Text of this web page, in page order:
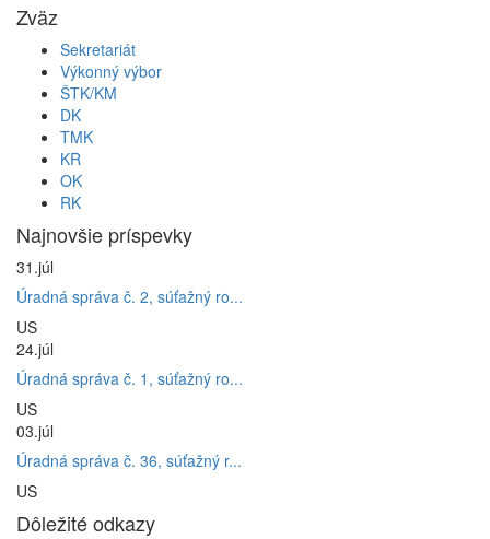
Zväz
Sekretariát
Výkonný výbor
ŠTK/KM
DK
TMK
KR
OK
RK
Najnovšie príspevky
31.júl
Úradná správa č. 2, súťažný ro...
US
24.júl
Úradná správa č. 1, súťažný ro...
US
03.júl
Úradná správa č. 36, súťažný r...
US
Dôležité odkazy